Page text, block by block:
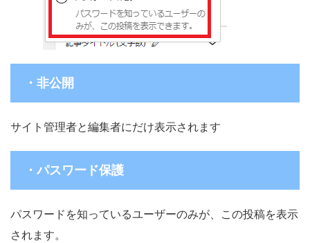
・非公開
サイト管理者と編集者にだけ表示されます
・パスワード保護
パスワードを知っているユーザーのみが、この投稿を表示
されます。